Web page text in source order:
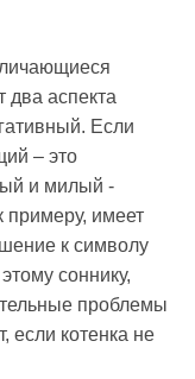
два аспекта
Если
– это
и милый -
примеру, имеет
к символу
соннику,
проблемы
если котенка не